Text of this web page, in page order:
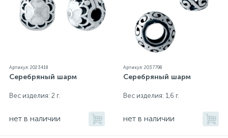
Артикул: 2023418
Серебряный шарм
Вес изделия: 2 г.
нет в наличии
Артикул: 2037798
Серебряный шарм
Вес изделия: 1,6 г.
нет в наличии